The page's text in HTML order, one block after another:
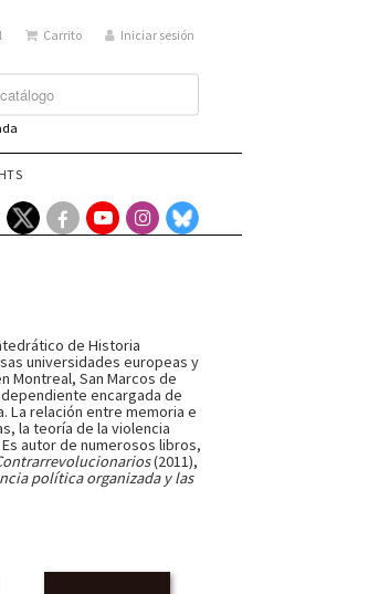
Carrito Iniciar sesión
de Historia
universidades europeas y
Montreal, San Marcos de
encargada de
La relación entre memoria e
la teoría de la violencia
autor de numerosos libros,
(2011),
política organizada y las